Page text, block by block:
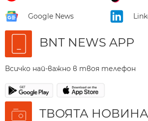
Google News
BNT NEWS APP
Всичко най-важно в твоя телефон
ТВОЯТА НОВИНА